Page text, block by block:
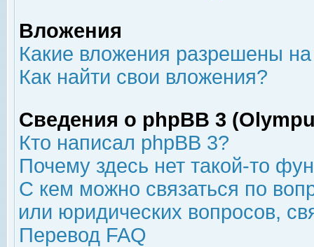
Вложения
Какие вложения разрешены
Как найти свои вложения?
Сведения о phpBB 3
Кто написал phpBB 3?
Почему здесь нет такой-то
С кем можно связаться по
или юридических вопросов,
Перевод FAQ